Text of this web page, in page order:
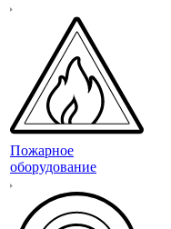
Пожарное
оборудование